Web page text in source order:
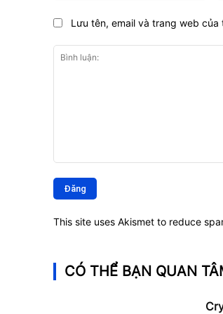
luận:
Lưu tên, email và trang web
This site uses Akismet to reduce
CÓ THỂ BẠN QUAN